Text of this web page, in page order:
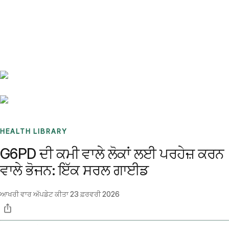
HEALTH LIBRARY
G6PD ਦੀ ਕਮੀ ਵਾਲੇ ਲੋਕਾਂ ਲਈ ਪਰਹੇਜ਼ ਕਰਨ
ਵਾਲੇ ਭੋਜਨ: ਇੱਕ ਸਰਲ ਗਾਈਡ
ਆਖਰੀ ਵਾਰ ਅੱਪਡੇਟ ਕੀਤਾ23 ਫ਼ਰਵਰੀ 2026